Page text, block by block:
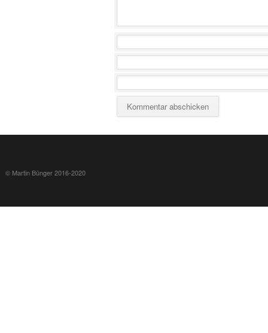
© Martin Bünger 2016-2020